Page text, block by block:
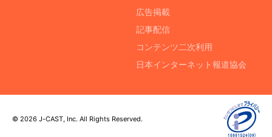
広告掲載
記事配信
コンテンツ二次利用
日本インターネット報道協会
© 2026 J-CAST, Inc. All Rights Reserved.